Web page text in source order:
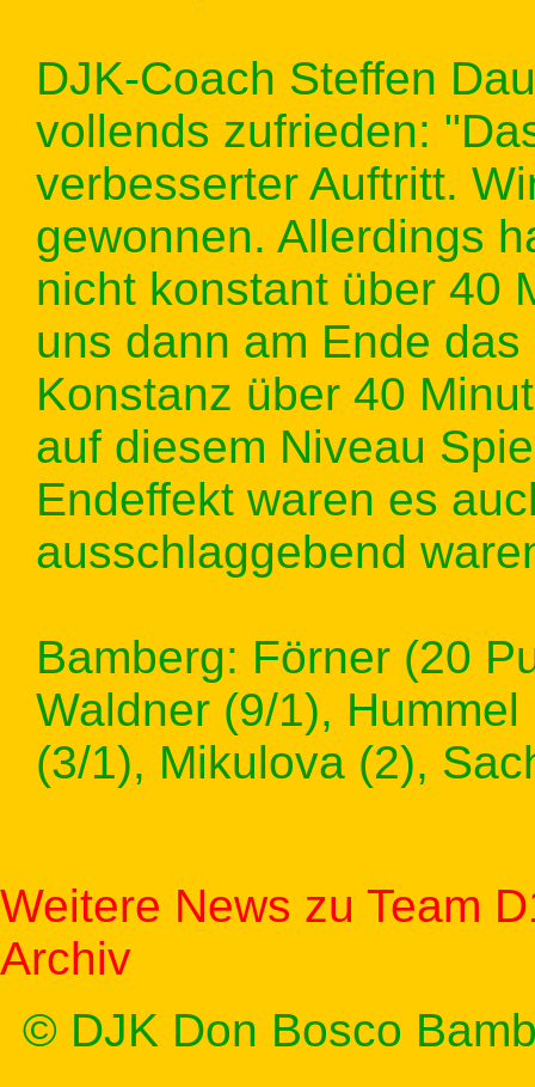
DJK-Coach Steffen
vollends zufrieden:
verbesserter Auftritt.
gewonnen. Allerdings
nicht konstant über 40
uns dann am Ende
Konstanz über 40
auf diesem Niveau
Endeffekt waren es
ausschlaggebend
Bamberg: Förner (20
Waldner (9/1),
(3/1), Mikulova (2),
Weitere News zu Team
Archiv
© DJK Don Bosco